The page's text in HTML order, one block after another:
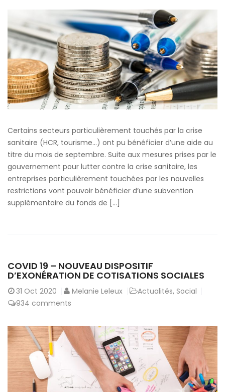
Certains secteurs particulièrement touchés par la crise
sanitaire (HCR, tourisme…) ont pu bénéficier d’une aide au
titre du mois de septembre. Suite aux mesures prises par le
gouvernement pour lutter contre la crise sanitaire, les
entreprises particulièrement touchées par les nouvelles
restrictions vont pouvoir bénéficier d’une subvention
supplémentaire du fonds de […]
COVID 19 – NOUVEAU DISPOSITIF
D’EXONÉRATION DE COTISATIONS SOCIALES
31 Oct 2020 Melanie Leleux Actualités, Social
934 comments